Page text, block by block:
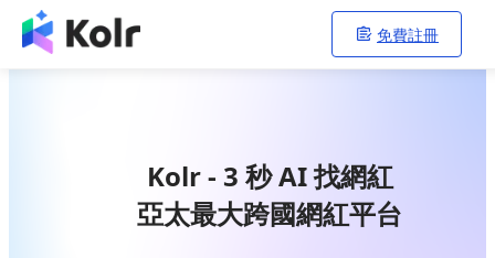
免費註冊
Kolr - 3 秒 AI 找網紅
亞太最大跨國網紅平台